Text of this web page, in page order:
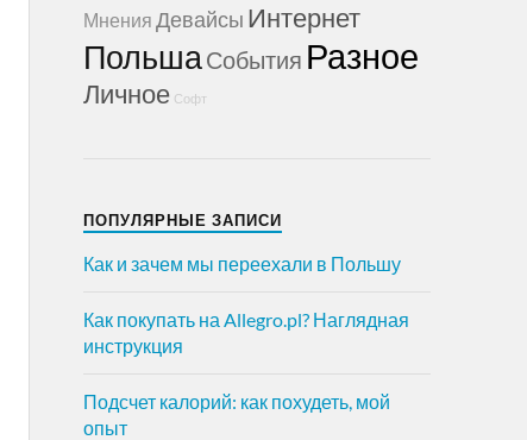
Мнения Девайсы Интернет
ПольшаСобытия Разное
Личное Софт
ПОПУЛЯРНЫЕ ЗАПИСИ
Как и зачем мы переехали в Польшу
Как покупать на Allegro.pl? Наглядная
инструкция
Подсчет калорий: как похудеть, мой
опыт